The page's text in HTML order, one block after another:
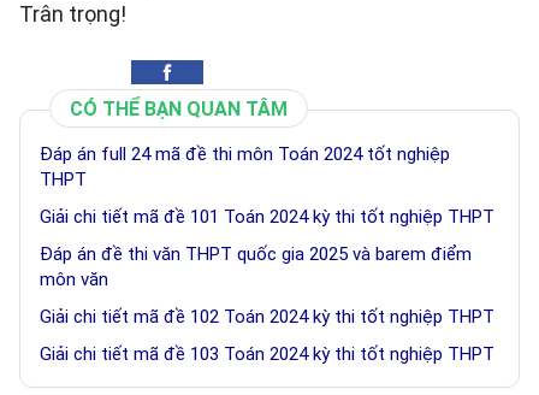
Trân trọng!
CÓ THỂ BẠN QUAN TÂM
Đáp án full 24 mã đề thi môn Toán 2024 tốt nghiệp
THPT
Giải chi tiết mã đề 101 Toán 2024 kỳ thi tốt nghiệp THPT
Đáp án đề thi văn THPT quốc gia 2025 và barem điểm
môn văn
Giải chi tiết mã đề 102 Toán 2024 kỳ thi tốt nghiệp THPT
Giải chi tiết mã đề 103 Toán 2024 kỳ thi tốt nghiệp THPT